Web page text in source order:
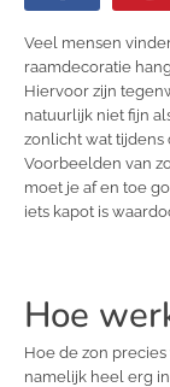
Veel mensen
raamdecoratie
Hiervoor zijn
natuurlijk niet fijn
zonlicht wat tijdens
Voorbeelden van
moet je af en toe
iets kapot is
Hoe
Hoe de zon
namelijk heel erg